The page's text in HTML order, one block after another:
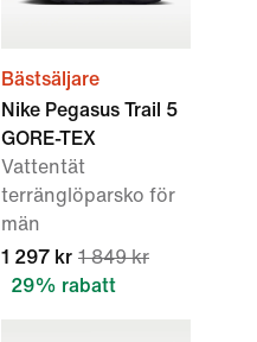
Bästsäljare
Nike Pegasus Trail 5
GORE-TEX
Vattentät
terränglöparsko för
män
1 297 kr 1 849 kr
29% rabatt